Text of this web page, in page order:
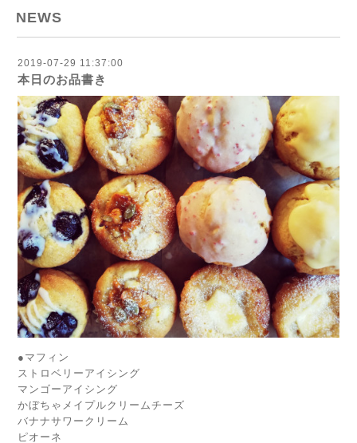
NEWS
2019-07-29 11:37:00
本日のお品書き
●マフィン
ストロベリーアイシング
マンゴーアイシング
かぼちゃメイプルクリームチーズ
バナナサワークリーム
ピオーネ